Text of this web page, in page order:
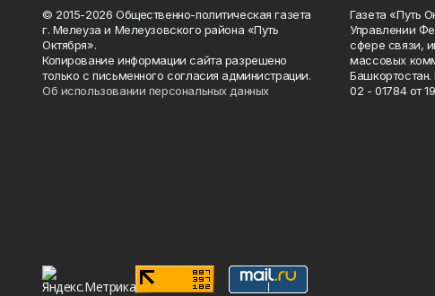
© 2015-2026 Общественно-политическая газета
г. Мелеуза и Мелеузовского района «Путь
Октября».
Копирование информации сайта разрешено
только с письменного согласия администрации.
Об использовании персональных данных
Газета «Путь
Управлении
сфере связи,
массовых
02 - 01784 от